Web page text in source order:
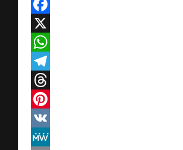
Facebook
X
WhatsApp
Telegram
Threads
Pinterest
VK